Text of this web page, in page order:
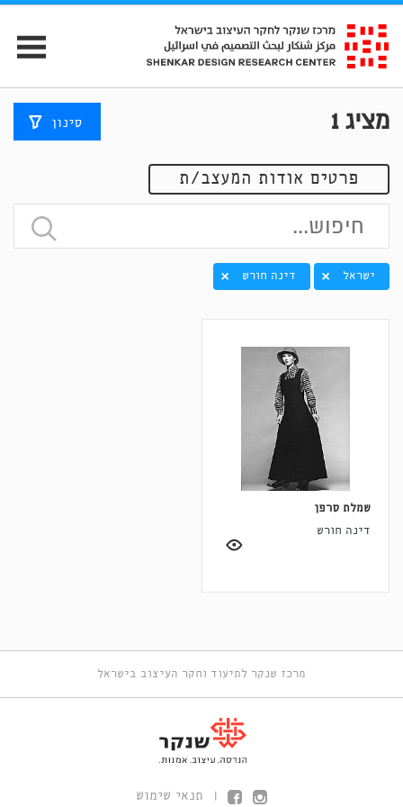
מציג1 סינון
פרטים אודות המעצב/ת
ישראל דינה חורש
שמלת סרפן
דינה חורש
מרכז שנקר לתיעוד וחקר העיצוב בישראל
תנאי שימוש